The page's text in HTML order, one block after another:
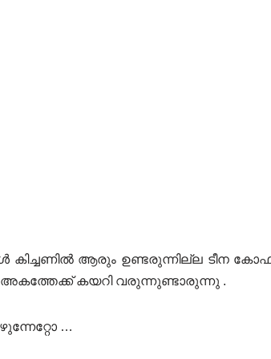
കിച്ചണിൽ ആരും ഉണ്ടരുന്നില്ല ടീന കോഫി
അകത്തേക്ക് കയറി വരുന്നുണ്ടാരുന്നു .
…